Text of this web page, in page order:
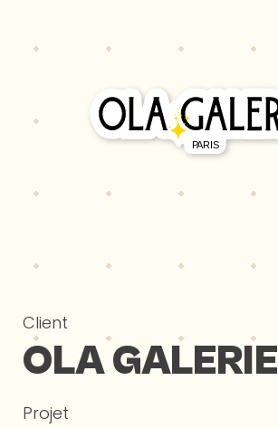
Client
OLA GALERIE
Projet